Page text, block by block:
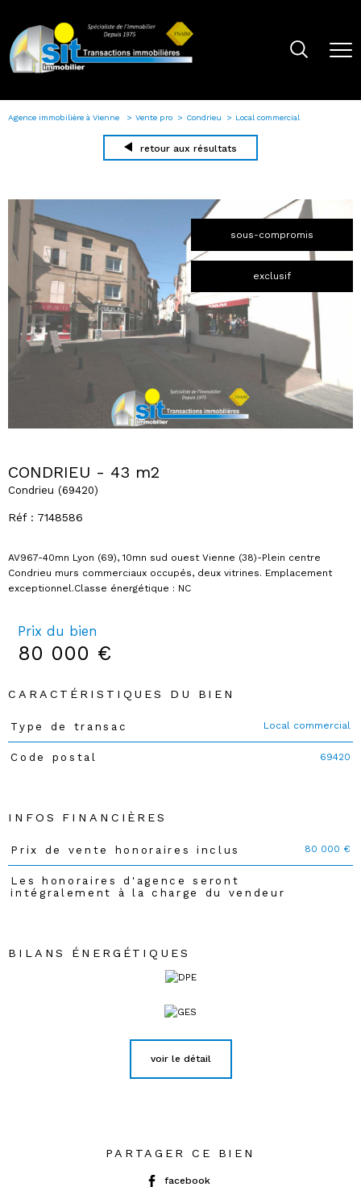
Agence immobilière à Vienne Vente pro Condrieu Local commercial
retour aux résultats
sous-compromis
exclusif
CONDRIEU - 43 m2
Condrieu (69420)
Réf : 7148586
AV967-40mn Lyon (69), 10mn sud ouest Vienne (38)-Plein centre
Condrieu murs commerciaux occupés, deux vitrines. Emplacement
Prix du bien
80 000 €
CARACTÉRISTIQUES DU BIEN
Caractéristiques Valeurs
Type de transac Local commercial
Code postal 69420
INFOS FINANCIÈRES
Caractéristiques Valeurs
Prix de vente honoraires inclus 80 000 €
Les honoraires d'agence seront
intégralement à la charge du vendeur
BILANS ÉNERGÉTIQUES
voir le détail
PARTAGER CE BIEN
facebook